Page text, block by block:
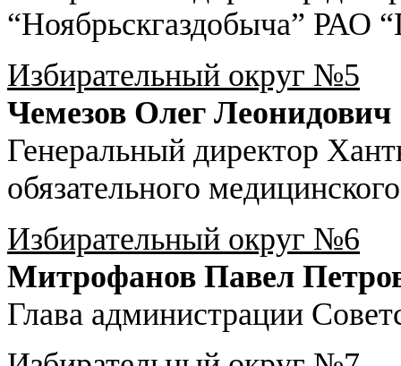
“Ноябрьскгаздобыча” РАО
Избирательный округ №5
Чемезов Олег Леонидович
Генеральный директор
обязательного
Избирательный округ №6
Митрофанов Павел
Глава администрации